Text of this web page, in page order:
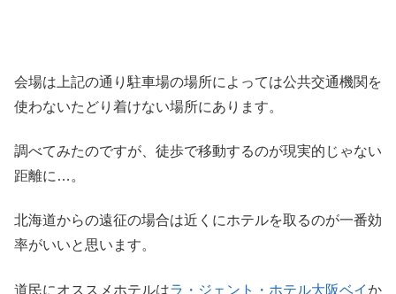
会場は上記の通り駐車場の場所によっては公共交通機関を
使わないたどり着けない場所にあります。
調べてみたのですが、徒歩で移動するのが現実的じゃない
距離に…。
北海道からの遠征の場合は近くにホテルを取るのが一番効
率がいいと思います。
道民にオススメホテルはラ・ジェント・ホテル大阪ベイか